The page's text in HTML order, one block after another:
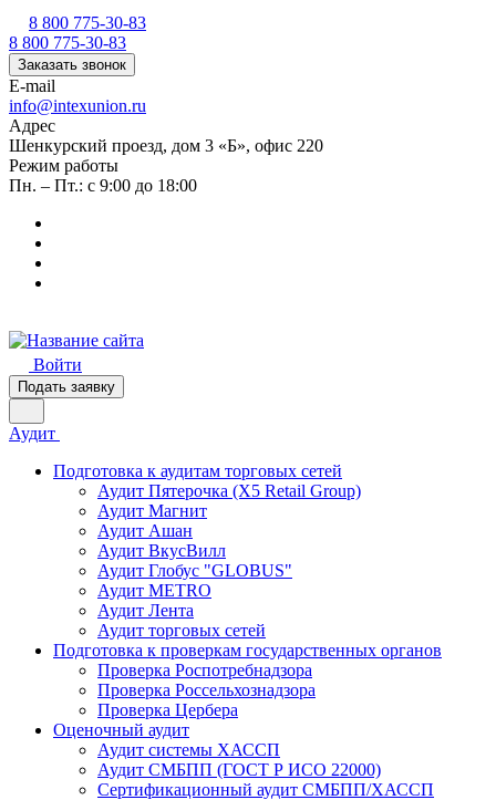
8 800 775-30-83
8 800 775-30-83
Заказать звонок
E-mail
info@intexunion.ru
Адрес
Шенкурский проезд, дом 3 «Б», офис 220
Режим работы
Пн. – Пт.: с 9:00 до 18:00
Войти
Подать заявку
Аудит
Подготовка к аудитам торговых сетей
Аудит Пятерочка (X5 Retail Group)
Аудит Магнит
Аудит Ашан
Аудит ВкусВилл
Аудит Глобус "GLOBUS"
Аудит METRO
Аудит Лента
Аудит торговых сетей
Подготовка к проверкам государственных органов
Проверка Роспотребнадзора
Проверка Россельхознадзора
Проверка Цербера
Оценочный аудит
Аудит системы ХАССП
Аудит СМБПП (ГОСТ Р ИСО 22000)
Сертификационный аудит СМБПП/ХАССП